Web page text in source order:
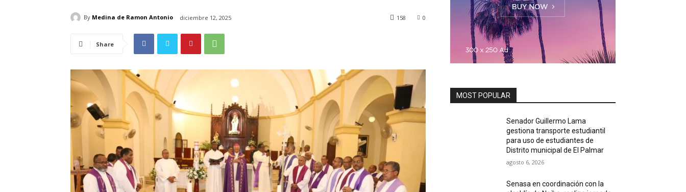
By Medina de Ramon Antonio diciembre 12, 2025 0
158
Share
MOST POPULAR
Senador Guillermo Lama
gestiona transporte estudiantil
para uso de estudiantes de
Distrito municipal de El Palmar
agosto 6, 2026
Senasa en coordinación con la